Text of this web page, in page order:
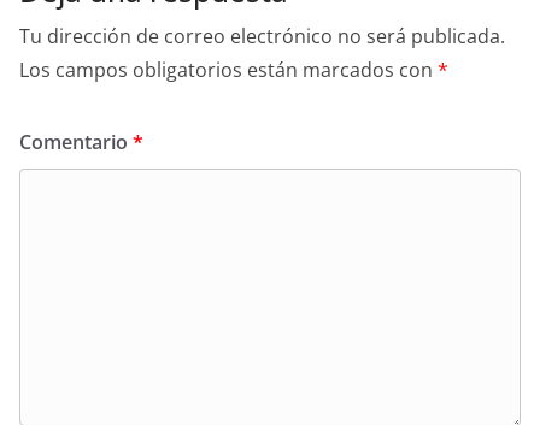
Tu dirección de correo electrónico no será publicada.
Los campos obligatorios están marcados con *
Comentario *